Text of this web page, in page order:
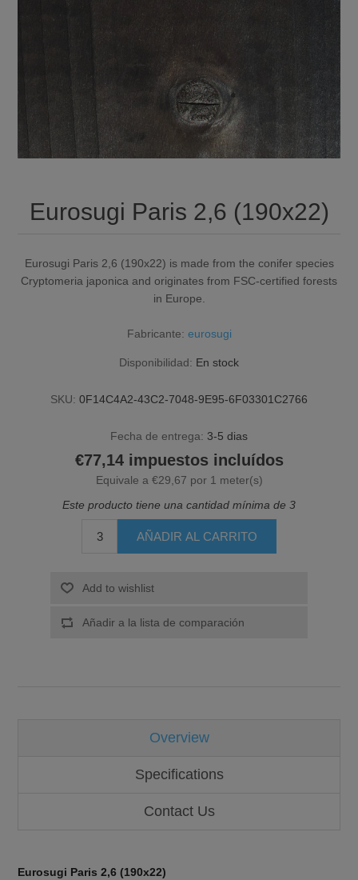
Eurosugi Paris 2,6 (190x22)
Eurosugi Paris 2,6 (190x22) is made from the conifer species
Cryptomeria japonica and originates from FSC-certified forests
in Europe.
Fabricante: eurosugi
Disponibilidad: En stock
SKU: 0F14C4A2-43C2-7048-9E95-6F03301C2766
Fecha de entrega: 3-5 dias
€77,14 impuestos incluídos
Equivale a €29,67 por 1 meter(s)
Este producto tiene una cantidad mínima de 3
Overview
Specifications
Contact Us
Eurosugi Paris 2,6 (190x22)